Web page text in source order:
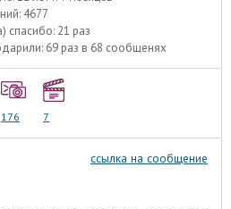
4677
спасибо: 21 раз
69 раз в 68 сообщенях
176 7
ссылка на сообщение